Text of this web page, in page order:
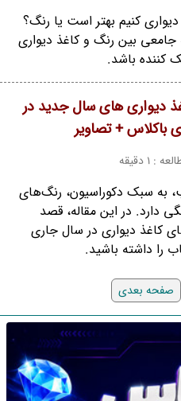
کنیم بهتر است یا رنگ؟
جامعی بین رنگ و کاغذ دیواری
کننده باشد.
دیواری های سال جدید در
باکلاس + تصاویر
: 1 دقیقه
به سبک دکوراسیون، رنگ‌های
در این مقاله، قصد
کاغذ دیواری در سال جاری
را داشته باشید.
صفحه بعدی